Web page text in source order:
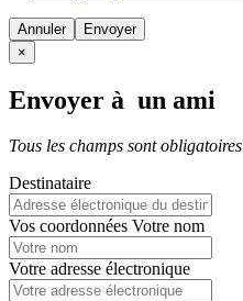
Annuler
×
Envoyer à un ami
Tous les champs sont obligatoires
Destinataire
Vos coordonnées Votre nom
Votre adresse électronique